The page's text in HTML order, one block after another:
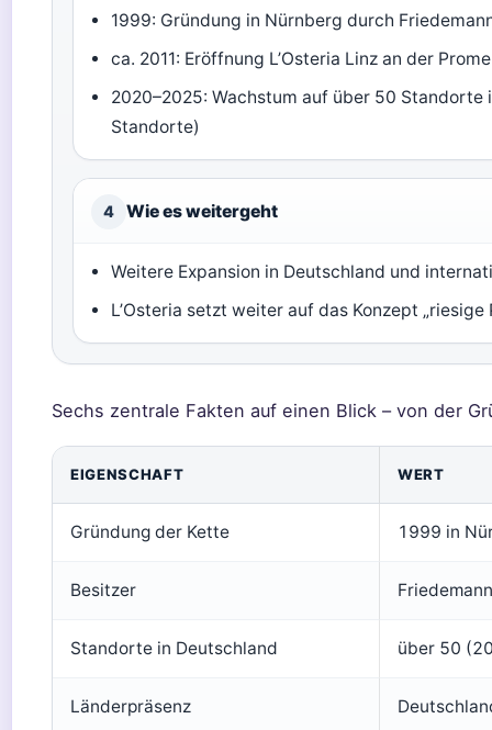
1999: Gründung in Nürnberg durch
ca. 2011: Eröffnung L’Osteria Linz an der
2020–2025: Wachstum auf über 50 Standorte
Standorte)
4 Wie es weitergeht
Weitere Expansion in Deutschland und
L’Osteria setzt weiter auf das Konzept „riesige
Sechs zentrale Fakten auf einen Blick – von der
EIGENSCHAFT WERT
Gründung der Kette 1999 in
Besitzer
Standorte in Deutschland über 50
Länderpräsenz